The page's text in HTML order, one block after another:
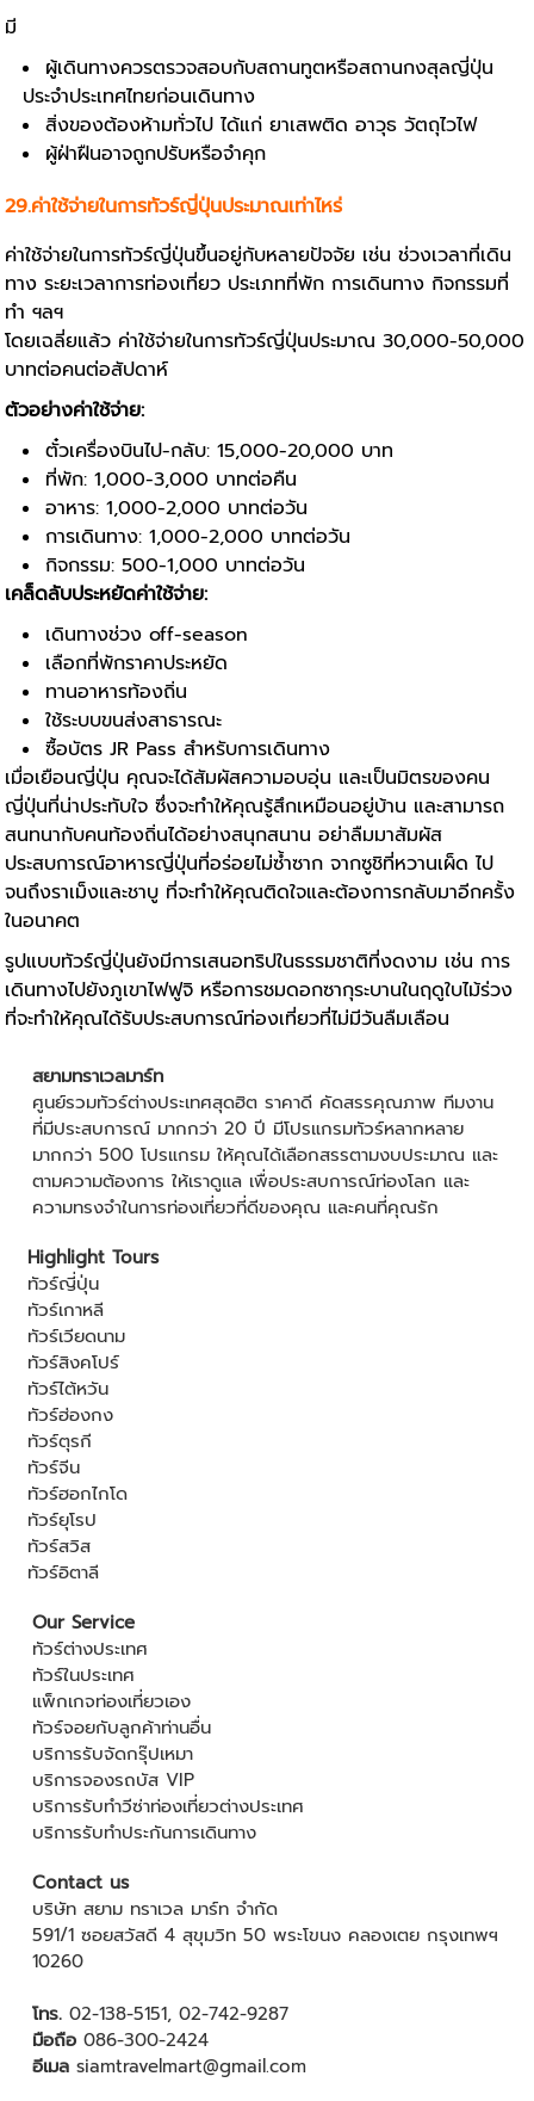
มี
ผู้เดินทางควรตรวจสอบกับสถานทูตหรือสถานกงสุลญี่ปุ่น
ประจำประเทศไทยก่อนเดินทาง
สิ่งของต้องห้ามทั่วไป ได้แก่ ยาเสพติด อาวุธ วัตถุไวไฟ
ผู้ฝ่าฝืนอาจถูกปรับหรือจำคุก
29.ค่าใช้จ่ายในการทัวร์ญี่ปุ่นประมาณเท่าไหร่
ค่าใช้จ่ายในการทัวร์ญี่ปุ่นขึ้นอยู่กับหลายปัจจัย เช่น ช่วงเวลาที่เดิน
ทาง ระยะเวลาการท่องเที่ยว ประเภทที่พัก การเดินทาง กิจกรรมที่
ทำ ฯลฯ
โดยเฉลี่ยแล้ว ค่าใช้จ่ายในการทัวร์ญี่ปุ่นประมาณ 30,000-50,000
บาทต่อคนต่อสัปดาห์
ตัวอย่างค่าใช้จ่าย:
ตั๋วเครื่องบินไป-กลับ: 15,000-20,000 บาท
ที่พัก: 1,000-3,000 บาทต่อคืน
อาหาร: 1,000-2,000 บาทต่อวัน
การเดินทาง: 1,000-2,000 บาทต่อวัน
กิจกรรม: 500-1,000 บาทต่อวัน
เคล็ดลับประหยัดค่าใช้จ่าย:
เดินทางช่วง off-season
เลือกที่พักราคาประหยัด
ทานอาหารท้องถิ่น
ใช้ระบบขนส่งสาธารณะ
ซื้อบัตร JR Pass สำหรับการเดินทาง
เมื่อเยือนญี่ปุ่น คุณจะได้สัมผัสความอบอุ่น และเป็นมิตรของคน
ญี่ปุ่นที่น่าประทับใจ ซึ่งจะทำให้คุณรู้สึกเหมือนอยู่บ้าน และสามารถ
สนทนากับคนท้องถิ่นได้อย่างสนุกสนานอย่าลืมมาสัมผัส
ประสบการณ์อาหารญี่ปุ่นที่อร่อยไม่ซ้ำซาก จากซูชิที่หวานเผ็ด ไป
จนถึงราเม็งและชาบู ที่จะทำให้คุณติดใจและต้องการกลับมาอีกครั้ง
ในอนาคต
รูปแบบทัวร์ญี่ปุ่นยังมีการเสนอทริปในธรรมชาติที่งดงาม เช่น การ
เดินทางไปยังภูเขาไฟฟูจิ หรือการชมดอกซากุระบานในฤดูใบไม้ร่วง
ที่จะทำให้คุณได้รับประสบการณ์ท่องเที่ยวที่ไม่มีวันลืมเลือน
สยามทราเวลมาร์ท
ศูนย์รวมทัวร์ต่างประเทศสุดฮิต ราคาดี คัดสรรคุณภาพ ทีมงาน
ที่มีประสบการณ์ มากกว่า 20 ปี มีโปรแกรมทัวร์หลากหลาย
มากกว่า 500 โปรแกรม ให้คุณได้เลือกสรรตามงบประมาณ และ
ตามความต้องการ ให้เราดูแล เพื่อประสบการณ์ท่องโลก และ
ความทรงจำในการท่องเที่ยวที่ดีของคุณ และคนที่คุณรัก
Highlight Tours
ทัวร์ญี่ปุ่น
ทัวร์เกาหลี
ทัวร์เวียดนาม
ทัวร์สิงคโปร์
ทัวร์ไต้หวัน
ทัวร์ฮ่องกง
ทัวร์ตุรกี
ทัวร์จีน
ทัวร์ฮอกไกโด
ทัวร์ยุโรป
ทัวร์สวิส
ทัวร์อิตาลี
Our Service
ทัวร์ต่างประเทศ
ทัวร์ในประเทศ
แพ็กเกจท่องเที่ยวเอง
ทัวร์จอยกับลูกค้าท่านอื่น
บริการรับจัดกรุ๊ปเหมา
บริการจองรถบัส VIP
บริการรับทำวีซ่าท่องเที่ยวต่างประเทศ
บริการรับทำประกันการเดินทาง
Contact us
บริษัท สยาม ทราเวล มาร์ท จำกัด
591/1 ซอยสวัสดี 4 สุขุมวิท 50 พระโขนง คลองเตย กรุงเทพฯ
10260
โทร. 02-138-5151, 02-742-9287
มือถือ 086-300-2424
อีเมล siamtravelmart@gmail.com